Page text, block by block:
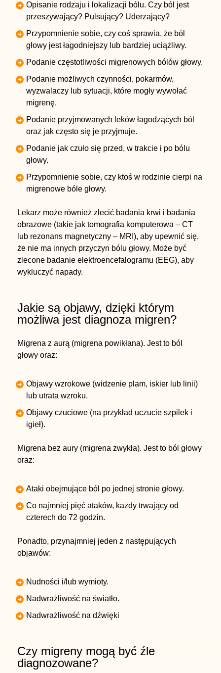
Opisanie rodzaju i lokalizacji bólu. Czy ból jest
przeszywający? Pulsujący? Uderzający?
Przypomnienie sobie, czy coś sprawia, że ból
głowy jest łagodniejszy lub bardziej uciążliwy.
Podanie częstotliwości migrenowych bólów głowy.
Podanie możliwych czynności, pokarmów,
wyzwalaczy lub sytuacji, które mogły wywołać
migrenę.
Podanie przyjmowanych leków łagodzących ból
oraz jak często się je przyjmuje.
Podanie jak czuło się przed, w trakcie i po bólu
głowy.
Przypomnienie sobie, czy ktoś w rodzinie cierpi na
migrenowe bóle głowy.
Lekarz może również zlecić badania krwi i badania
obrazowe (takie jak tomografia komputerowa – CT
lub rezonans magnetyczny – MRI ), aby upewnić się,
że nie ma innych przyczyn bólu głowy. Może być
zlecone badanie elektroencefalogramu (EEG), aby
wykluczyć napady.
Jakie są objawy, dzięki którym
możliwa jest diagnoza migren?
Migrena z aurą (migrena powikłana). Jest to ból
głowy oraz:
Objawy wzrokowe (widzenie plam, iskier lub linii)
lub utrata wzroku.
Objawy czuciowe (na przykład uczucie szpilek i
igieł).
Migrena bez aury (migrena zwykła). Jest to ból głowy
oraz:
Ataki obejmujące ból po jednej stronie głowy.
Co najmniej pięć ataków, każdy trwający od
czterech do 72 godzin.
Ponadto, przynajmniej jeden z następujących
objawów:
Nudności i/lub wymioty.
Nadwrażliwość na światło.
Nadwrażliwość na dźwięki
Czy migreny mogą być źle
diagnozowane?